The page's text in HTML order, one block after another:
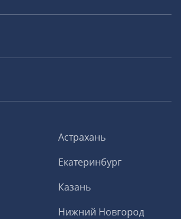
Астрахань
Екатеринбург
Казань
Нижний Новгород